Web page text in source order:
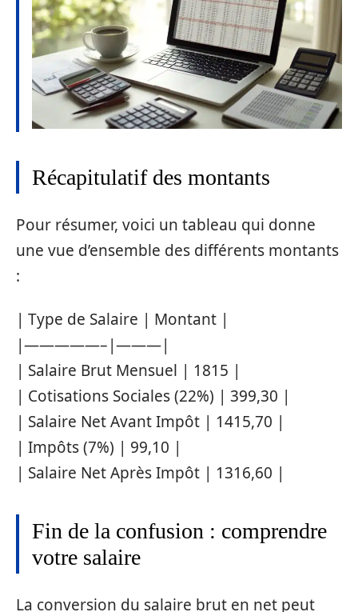
Récapitulatif des montants
Pour résumer, voici un tableau qui donne
une vue d’ensemble des différents montants
:
| Type de Salaire | Montant |
|—————–|———|
| Salaire Brut Mensuel | 1815 |
| Cotisations Sociales (22%) | 399,30 |
| Salaire Net Avant Impôt | 1415,70 |
| Impôts (7%) | 99,10 |
| Salaire Net Après Impôt | 1316,60 |
Fin de la confusion : comprendre
votre salaire
La conversion du salaire brut en net peut